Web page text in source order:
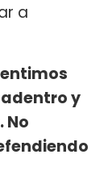
a
y
No